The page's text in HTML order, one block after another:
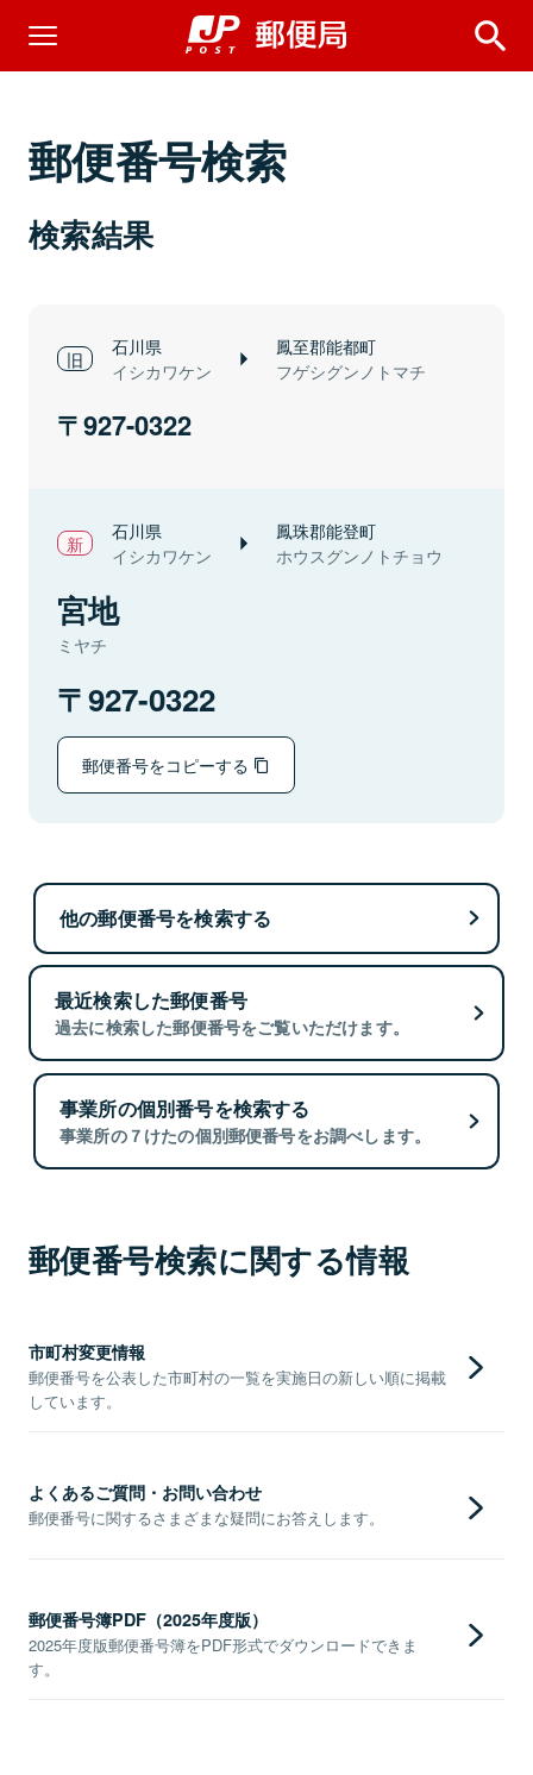
郵便番号検索
検索結果
石川県
イシカワケン
鳳至郡能都町
フゲシグンノトマチ
927-0322
石川県
イシカワケン
鳳珠郡能登町
ホウスグンノトチョウ
宮地
ミヤチ
927-0322
郵便番号をコピーする
他の郵便番号を検索する
最近検索した郵便番号
過去に検索した郵便番号をご覧いただけます。
事業所の個別番号を検索する
事業所の７けたの個別郵便番号をお調べします。
郵便番号検索に関する情報
市町村変更情報
郵便番号を公表した市町村の一覧を実施日の新しい順に掲載
しています。
よくあるご質問・お問い合わせ
郵便番号に関するさまざまな疑問にお答えします。
郵便番号簿PDF（2025年度版）
2025年度版郵便番号簿をPDF形式でダウンロードできま
す。